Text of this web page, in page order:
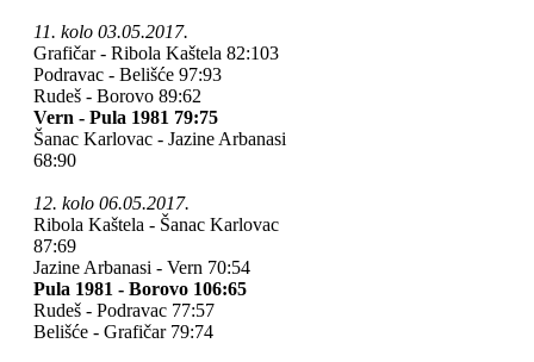
11. kolo 03.05.2017.
Grafičar - Ribola Kaštela 82:103
Podravac - Belišće 97:93
Rudeš - Borovo 89:62
Vern - Pula 1981 79:75
Šanac Karlovac - Jazine Arbanasi
68:90
12. kolo 06.05.2017.
Ribola Kaštela - Šanac Karlovac
87:69
Jazine Arbanasi - Vern 70:54
Pula 1981 - Borovo 106:65
Rudeš - Podravac 77:57
Belišće - Grafičar 79:74